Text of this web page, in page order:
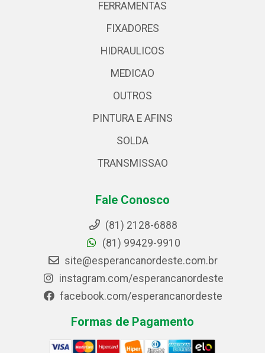
FERRAMENTAS
FIXADORES
HIDRAULICOS
MEDICAO
OUTROS
PINTURA E AFINS
SOLDA
TRANSMISSAO
Fale Conosco
(81) 2128-6888
(81) 99429-9910
site@esperancanordeste.com.br
instagram.com/esperancanordeste
facebook.com/esperancanordeste
Formas de Pagamento